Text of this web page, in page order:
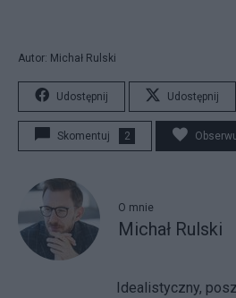
Autor: Michał Rulski
Udostępnij Udostępnij
Skomentuj 2
O mnie
Michał Rulski
Idealistyczny,